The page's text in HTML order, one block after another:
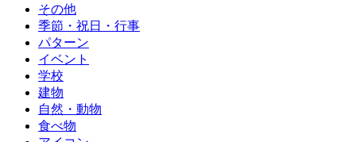
その他
季節・祝日・行事
パターン
イベント
学校
建物
自然・動物
食べ物